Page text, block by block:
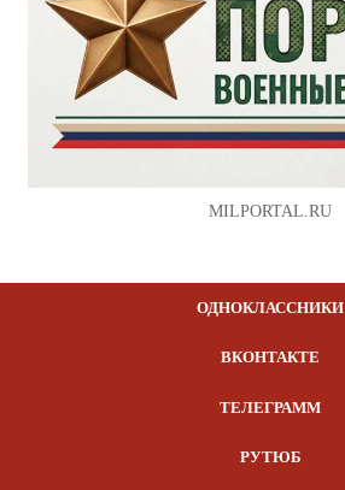
MILPORTAL.RU
ОДНОКЛАССНИКИ
ВКОНТАКТЕ
ТЕЛЕГРАММ
РУТЮБ